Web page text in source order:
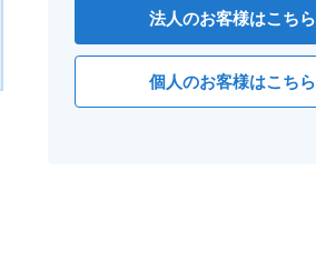
法人のお客様はこちら
個人のお客様はこちら